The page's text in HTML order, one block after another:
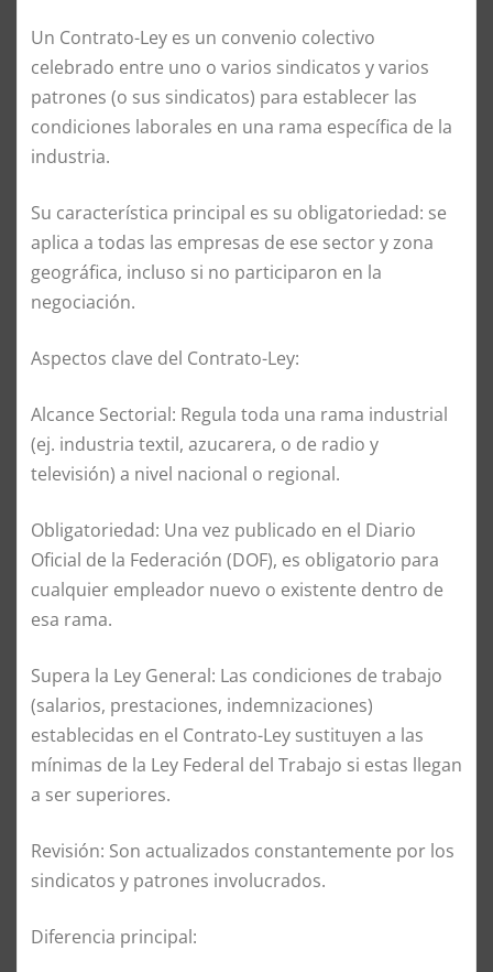
Un Contrato-Ley es un convenio colectivo
celebrado entre uno o varios sindicatos y varios
patrones (o sus sindicatos) para establecer las
condiciones laborales en una rama específica de la
industria.
Su característica principal es su obligatoriedad: se
aplica a todas las empresas de ese sector y zona
geográfica, incluso si no participaron en la
negociación.
Aspectos clave del Contrato-Ley:
Alcance Sectorial: Regula toda una rama industrial
(ej. industria textil, azucarera, o de radio y
televisión) a nivel nacional o regional.
Obligatoriedad: Una vez publicado en el Diario
Oficial de la Federación (DOF), es obligatorio para
cualquier empleador nuevo o existente dentro de
esa rama.
Supera la Ley General: Las condiciones de trabajo
(salarios, prestaciones, indemnizaciones)
establecidas en el Contrato-Ley sustituyen a las
mínimas de la Ley Federal del Trabajo si estas llegan
a ser superiores.
Revisión: Son actualizados constantemente por los
sindicatos y patrones involucrados.
Diferencia principal: